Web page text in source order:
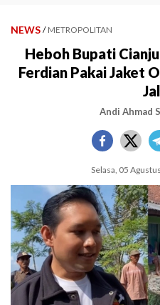
NEWS / METROPOLITAN
Heboh Bupati
Ferdian Pakai Jaket
Andi Ahmad S
Selasa, 05